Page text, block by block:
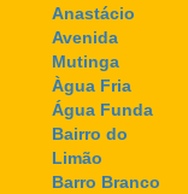
Anastácio
Avenida
Mutinga
Àgua Fria
Água Funda
Bairro do
Limão
Barro Branco